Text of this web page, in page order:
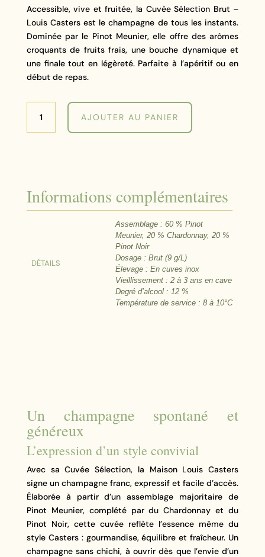
Accessible, vive et fruitée, la Cuvée Sélection Brut –
Louis Casters est le champagne de tous les instants.
Dominée par le Pinot Meunier, elle offre des arômes
croquants de fruits frais, une bouche dynamique et
une finale tout en légèreté. Parfaite à l’apéritif ou en
début de repas.
Cuvée
Louis
Casters
AJOUTER AU PANIER
Informations complémentaires
DÉTAILS
Assemblage : 60 % Pinot
Meunier, 20 % Chardonnay, 20 %
Pinot Noir
Dosage : Brut (9 g/L)
Élevage : En cuves inox
Vieillissement : 2 à 3 ans en cave
Degré d’alcool : 12 %
Température de service : 8 à 10°C
Un champagne spontané et
généreux
L’expression d’un style convivial
Avec sa Cuvée Sélection, la Maison Louis Casters
signe un champagne franc, expressif et facile d’accès.
Élaborée à partir d’un assemblage majoritaire de
Pinot Meunier, complété par du Chardonnay et du
Pinot Noir, cette cuvée reflète l’essence même du
style Casters : gourmandise, équilibre et fraîcheur. Un
champagne sans chichi, à ouvrir dès que l’envie d’un